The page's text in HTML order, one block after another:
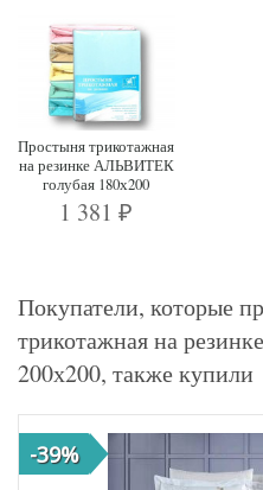
Простыня трикотажная
на резинке АЛЬВИТЕК
голубая 180х200
1 381₽
Покупатели, которые
трикотажная на
200х200, также купили
-39%